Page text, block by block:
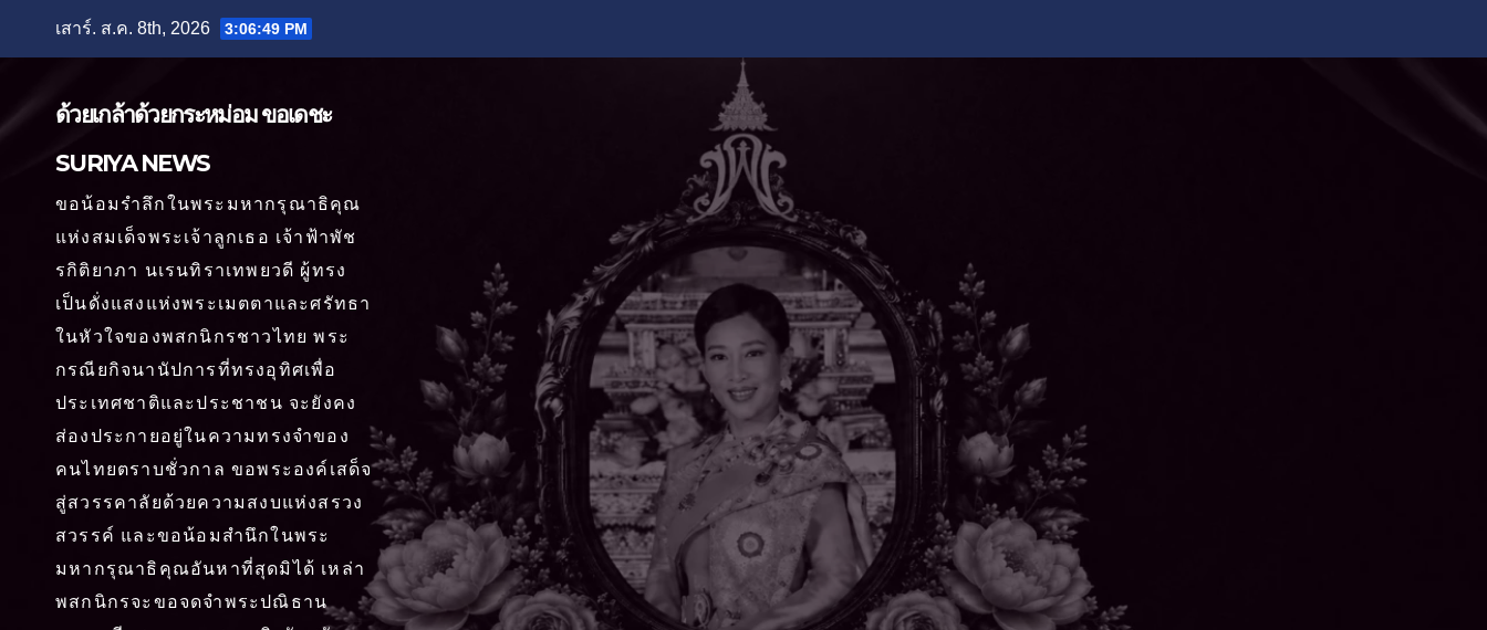
เสาร์. ส.ค. 8th, 2026 3:06:51 PM
ด้วยเกล้าด้วยกระหม่อม ขอเดชะ
SURIYA NEWS
ขอน้อมรำลึกในพระมหากรุณาธิคุณ
แห่งสมเด็จพระเจ้าลูกเธอ เจ้าฟ้าพัช
รกิติยาภา นเรนทิราเทพยวดี ผู้ทรง
เป็นดั่งแสงแห่งพระเมตตาและศรัทธา
ในหัวใจของพสกนิกรชาวไทย พระ
กรณียกิจนานัปการที่ทรงอุทิศเพื่อ
ประเทศชาติและประชาชน จะยังคง
ส่องประกายอยู่ในความทรงจำของ
คนไทยตราบชั่วกาล ขอพระองค์เสด็จ
สู่สวรรคาลัยด้วยความสงบแห่งสรวง
สวรรค์ และขอน้อมสำนึกในพระ
มหากรุณาธิคุณอันหาที่สุดมิได้ เหล่า
พสกนิกรจะขอจดจำพระปณิธาน